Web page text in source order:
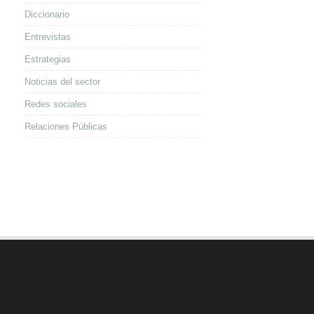
Diccionario
Entrevistas
Estrategias
Noticias del sector
Redes sociales
Relaciones Públicas